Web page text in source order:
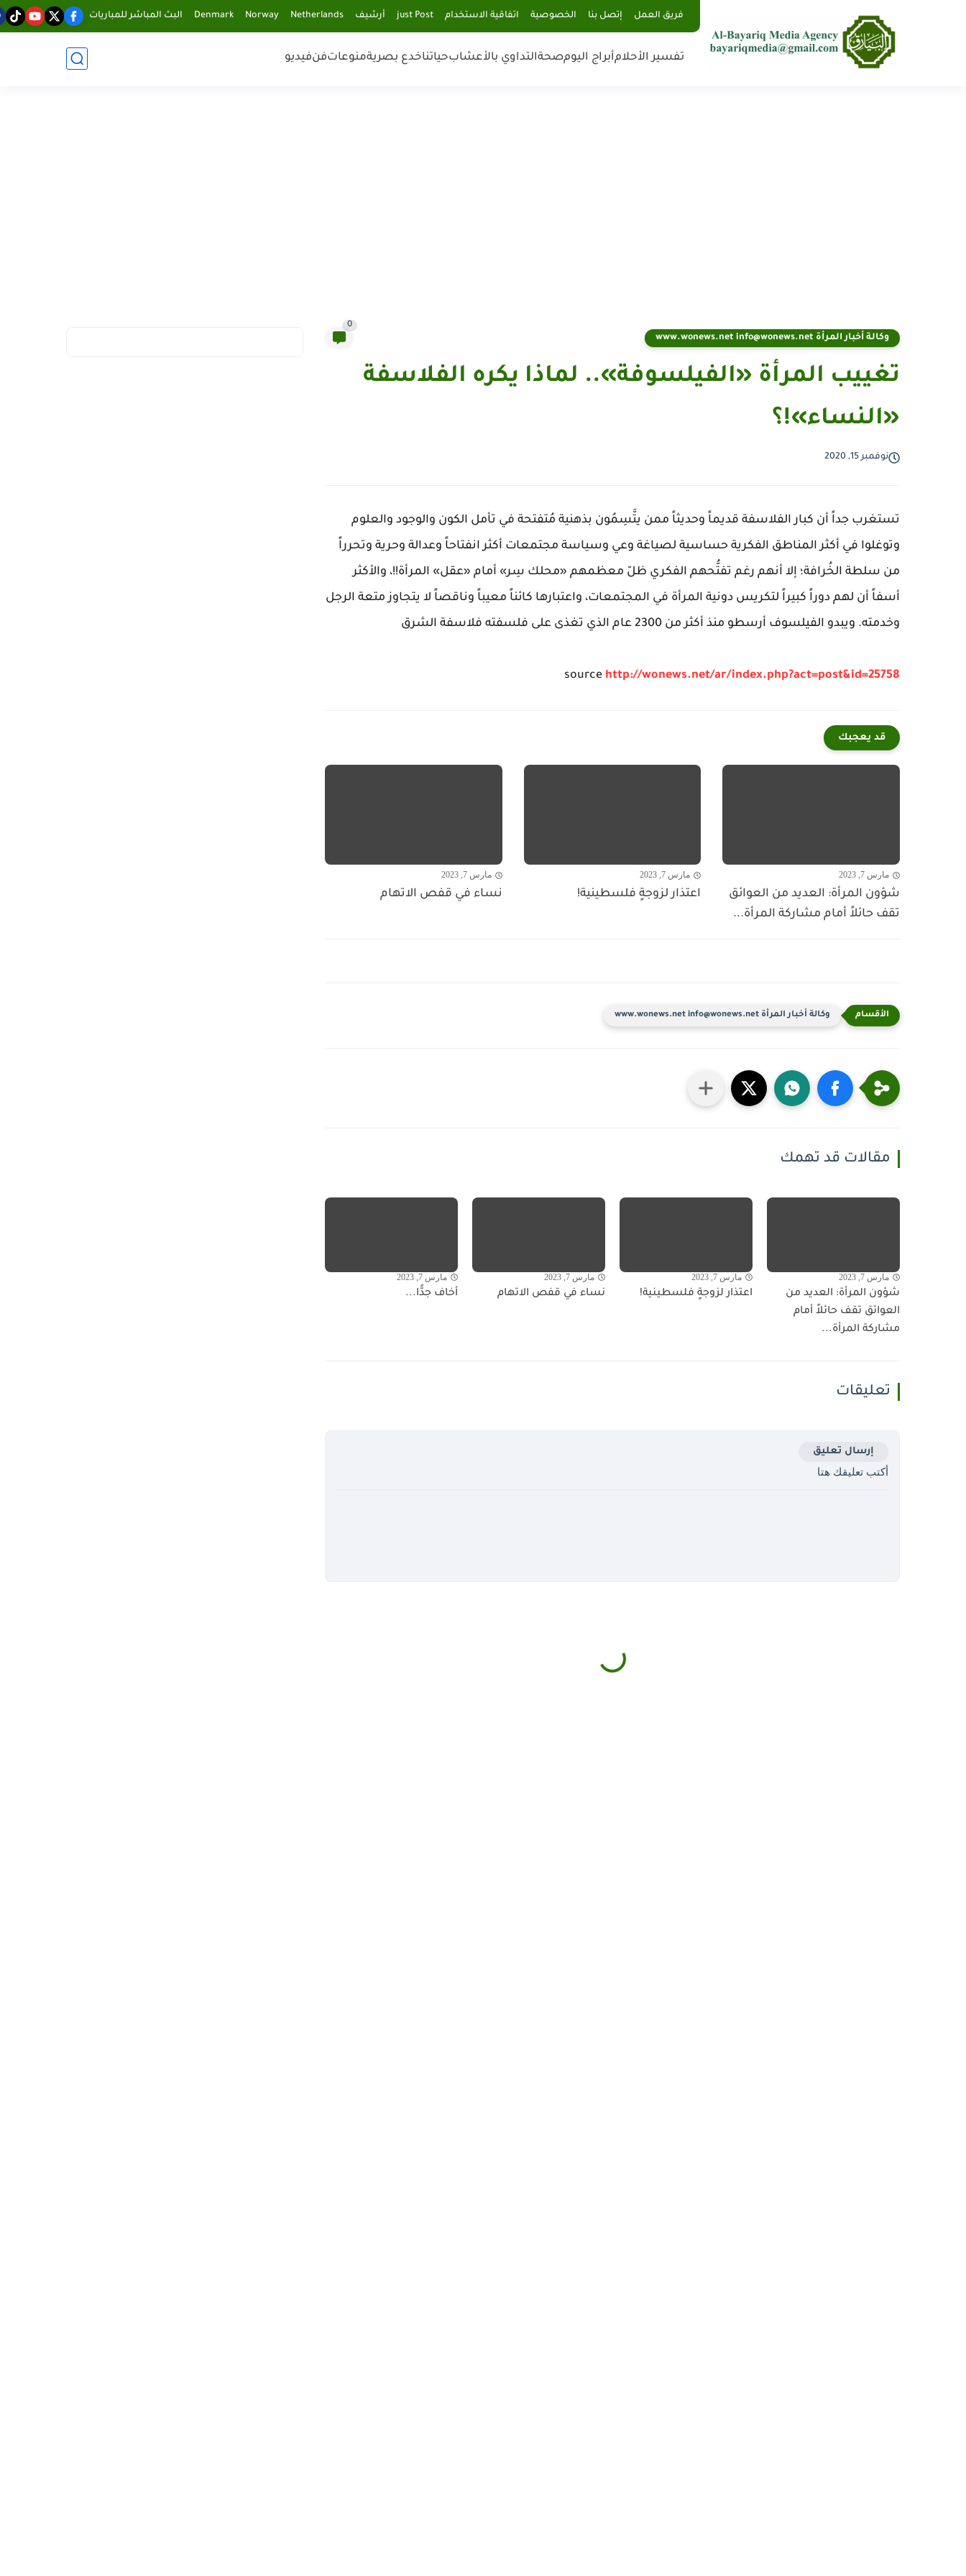
فريق العمل إتصل بنا الخصوصية اتفاقية الاستخدام just Post أرشيف Netherlands
Norway
Denmark البث المباشر للمباريات
تفسير الأحلامأبراج اليومصحةالتداوي بالأعشابحياتناخدع بصريةمنوعاتفنفيديو
وكالة أخبار المرأة www.wonews.net info@wonews.net
0
تغييب المرأة «الفيلسوفة».. لماذا يكره الفلاسفة
«النساء»!؟
نوفمبر 15, 2020
تستغرب جداً أن كبار الفلاسفة قديماً وحديثاً ممن يتَّسِمُون بذهنية مُتفتحة في تأمل الكون والوجود والعلوم
وتوغلوا في أكثر المناطق الفكرية حساسية لصياغة وعي وسياسة مجتمعات أكثر انفتاحاً وعدالة وحرية وتحرراً
من سلطة الخُرافة؛ إلا أنهم رغم تفتُّحهم الفكري ظلّ معظمهم «محلك سِر» أمام «عقل» المرأة!!، والأكثر
أسفاً أن لهم دوراً كبيراً لتكريس دونية المرأة في المجتمعات، واعتبارها كائناً معيباً وناقصاً لا يتجاوز متعة الرجل
وخدمته. ويبدو الفيلسوف أرسطو منذ أكثر من 2300 عام الذي تغذى على فلسفته فلاسفة الشرق
source http://wonews.net/ar/index.php?act=post&id=25758
قد يعجبك
مارس 7, 2023
شؤون المرأة: العديد من العوائق
تقف حائلاً أمام مشاركة المرأة...
مارس 7, 2023
اعتذار لزوجةٍ فلسطينية!
مارس 7, 2023
نساء في قفص الاتهام
وكالة أخبار المرأة www.wonews.net info@wonews.net
مقالات قد تهمك
مارس 7, 2023
شؤون المرأة: العديد من
العوائق تقف حائلاً أمام
مشاركة المرأة...
مارس 7, 2023
اعتذار لزوجةٍ فلسطينية!
مارس 7, 2023
نساء في قفص الاتهام
مارس 7, 2023
أخاف جدًّا...
تعليقات
إرسال تعليق
أكتب تعليقك هتا